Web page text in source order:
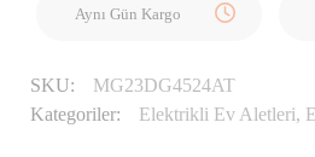
Aynı Gün Kargo
SKU:
MG23DG4524AT
Kategoriler:
Elektrikli Ev Aletleri,